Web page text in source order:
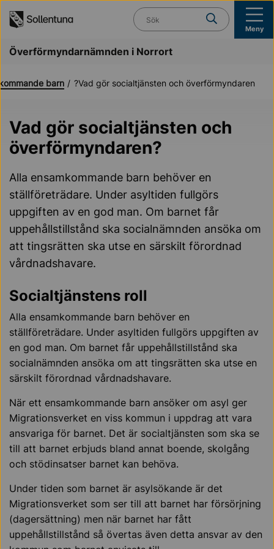
Vad söker du?
Meny
Överförmyndarnämnden i Norrort
barn Vad gör socialtjänsten och överförmyndaren?
Vad gör socialtjänsten och
överförmyndaren?
Alla ensamkommande barn behöver en
ställföreträdare. Under asyltiden fullgörs
uppgiften av en god man. Om barnet får
uppehållstillstånd ska socialnämnden ansöka om
att tingsrätten ska utse en särskilt förordnad
vårdnadshavare.
Socialtjänstens roll
Alla ensamkommande barn behöver en
ställföreträdare. Under asyltiden fullgörs uppgiften av
en god man. Om barnet får uppehållstillstånd ska
socialnämnden ansöka om att tingsrätten ska utse en
särskilt förordnad vårdnadshavare.
När ett ensamkommande barn ansöker om asyl ger
Migrationsverket en viss kommun i uppdrag att vara
ansvariga för barnet. Det är socialtjänsten som ska se
till att barnet erbjuds bland annat boende, skolgång
och stödinsatser barnet kan behöva.
Under tiden som barnet är asylsökande är det
Migrationsverket som ser till att barnet har försörjning
(dagersättning) men när barnet har fått
uppehållstillstånd så övertas även detta ansvar av den